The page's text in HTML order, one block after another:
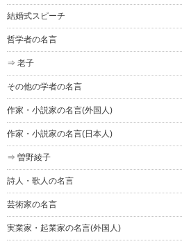
結婚式スピーチ
哲学者の名言
⇒ 老子
その他の学者の名言
作家・小説家の名言(外国人)
作家・小説家の名言(日本人)
⇒ 曽野綾子
詩人・歌人の名言
芸術家の名言
実業家・起業家の名言(外国人)